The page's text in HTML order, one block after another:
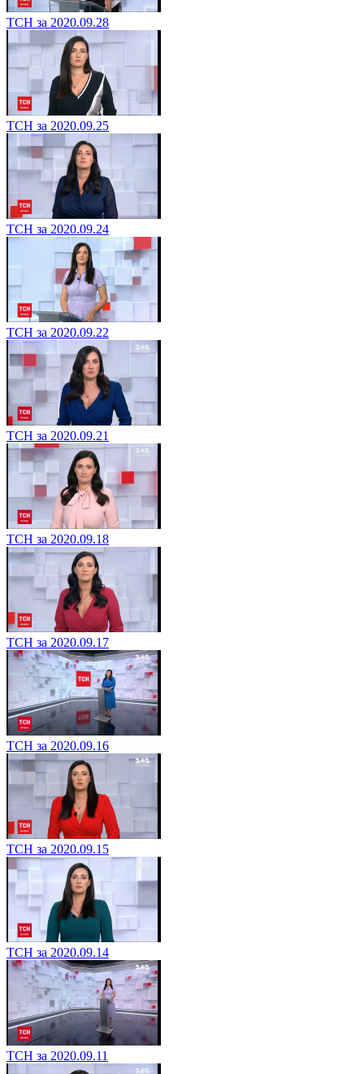
ТСН за 2020.09.28
ТСН за 2020.09.25
ТСН за 2020.09.24
ТСН за 2020.09.22
ТСН за 2020.09.21
ТСН за 2020.09.18
ТСН за 2020.09.17
ТСН за 2020.09.16
ТСН за 2020.09.15
ТСН за 2020.09.14
ТСН за 2020.09.11